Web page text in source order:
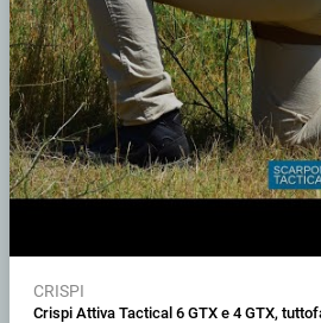
CRISPI
Crispi Attiva Tactical 6 GTX e 4 GTX,